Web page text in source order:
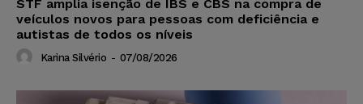
STF amplia isenção de IBS e CBS na compra de
veículos novos para pessoas com deficiência e
autistas de todos os níveis
Karina Silvério - 07/08/2026